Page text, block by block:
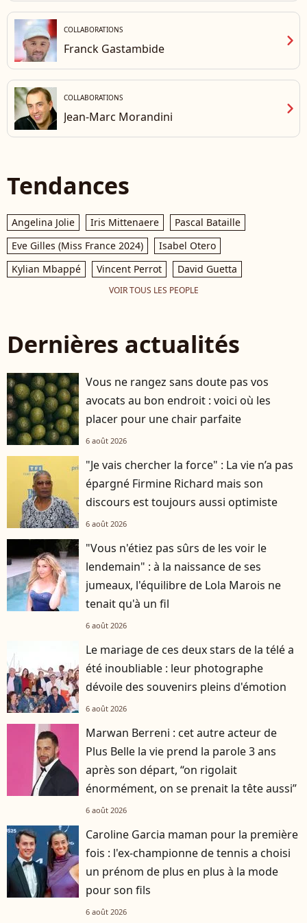
COLLABORATIONS
Franck Gastambide chevron_right
COLLABORATIONS
Jean-Marc Morandini chevron_right
Tendances
Angelina Jolie Iris Mittenaere
Pascal Bataille
Eve Gilles (Miss France 2024)
Isabel Otero
Kylian Mbappé
Vincent Perrot David Guetta
VOIR TOUS LES PEOPLE
Dernières actualités
Vous ne rangez sans doute pas vos
avocats au bon endroit : voici où les
placer pour une chair parfaite
6 août 2026
"Je vais chercher la force" : La vie n’a pas
épargné Firmine Richard mais son
discours est toujours aussi optimiste
6 août 2026
"Vous n'étiez pas sûrs de les voir le
lendemain" : à la naissance de ses
jumeaux, l'équilibre de Lola Marois ne
tenait qu'à un fil
6 août 2026
Le mariage de ces deux stars de la télé a
été inoubliable : leur photographe
dévoile des souvenirs pleins d'émotion
6 août 2026
Marwan Berreni : cet autre acteur de
Plus Belle la vie prend la parole 3 ans
après son départ, “on rigolait
énormément, on se prenait la tête aussi”
6 août 2026
Caroline Garcia maman pour la première
fois : l'ex-championne de tennis a choisi
un prénom de plus en plus à la mode
pour son fils
6 août 2026